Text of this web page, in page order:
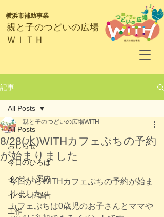
​親と子のつどいの広場
ＷＩＴＨ
横浜市補助事業
記事
All Posts
おしらせ
今日のひろば
イベント案内
イベント報告
工作
All Posts
8/28(水)WITHカフェぷちの予約
が始まりました
親と子のつどいの広場WITH
今日からWITHカフェぷちの予約が始ま
りました。
カフェぷちは0歳児のお子さんとママや